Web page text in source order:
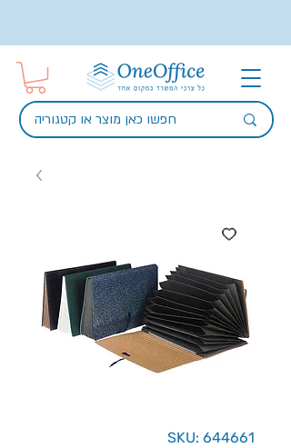
SKU: 644661